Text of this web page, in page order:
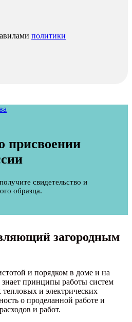
политики
присвоении
свидетельство и
образца.
загородным
и порядком в доме и на
принципы работы систем
и электрических
о проделанной работе и
и работ.